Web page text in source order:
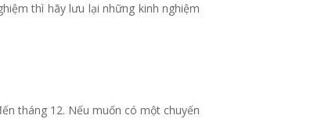
thì hãy lưu lại những kinh nghiệm
tháng 12. Nếu muốn có một chuyến